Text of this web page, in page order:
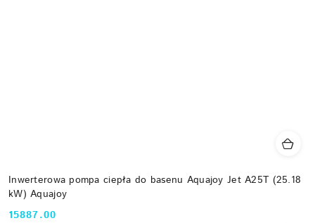
Inwerterowa pompa ciepła do basenu Aquajoy Jet A25T (25.18
kW) Aquajoy
15887.00